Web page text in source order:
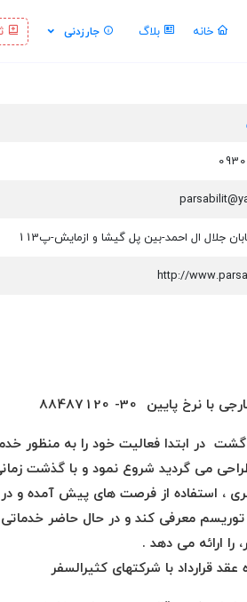
خانه بلاگ جارزدنی
جلال ال احمد-بین پل گیشا و ازمایش-پ113
http://
پایین 30- 88487120
در ابتدا فعالیت خود را به منظور
می گردید شروع نمود و با گذشت
، استفاده از فرصت های پیش آمده و
معرفی کند و در حال حاضر خدماتی
ارائه می دهد .
عقد قرارداد با شرکتهای کثیرالسفر